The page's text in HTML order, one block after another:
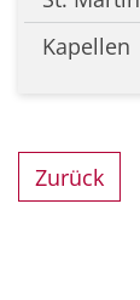
Kapellen
Zurück